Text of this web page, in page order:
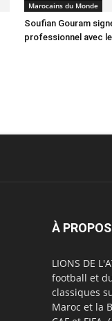
Marocains du Monde
Soufian Gouram
professionnel avec
À PROPOS
LIONS DE
football et
classiques
Maroc et la